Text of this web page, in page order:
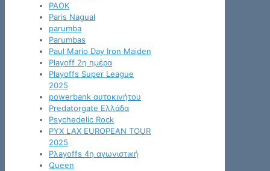
PAOK
Paris Nagual
parumba
Parumbas
Paul Mario Day Iron Maiden
Playoff 2η ημέρα
Playoffs Super League
2025
powerbank αυτοκινήτου
Predatorgate Ελλάδα
Psychedelic Rock
PYX LAX EUROPEAN TOUR
2025
Pλayoffs 4η αγωνιστική
Queen